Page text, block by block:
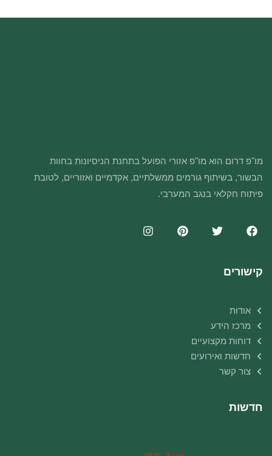
מו"פ דרום הוא מו"פ אזורי הפועל בתחנת הניסיונות בחוות
הבשור, בשיתוף גורמים ממשלתיים, אקדמיים ואזוריים, לטובת
פיתוח חקלאי בנגב המערבי.
קישורים
אודות
מרכז הידע
דוחות מקצועיים
חדשות ואירועים
צור קשר
חדשות